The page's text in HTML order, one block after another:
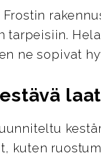
Frostin
tarpeisiin.
ne sopivat
kuten